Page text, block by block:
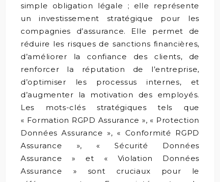
simple obligation légale ; elle représente
un investissement stratégique pour les
compagnies d’assurance. Elle permet de
réduire les risques de sanctions financières,
d’améliorer la confiance des clients, de
renforcer la réputation de l’entreprise,
d’optimiser les processus internes, et
d’augmenter la motivation des employés.
Les mots-clés stratégiques tels que
« Formation RGPD Assurance », « Protection
Données Assurance », « Conformité RGPD
Assurance », « Sécurité Données
Assurance » et « Violation Données
Assurance » sont cruciaux pour le